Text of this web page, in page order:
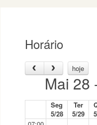
Horário
hoje
Mai 28
Seg
5/28
Ter
5/29